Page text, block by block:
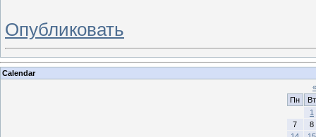
Опубликовать
Calendar
«
Пн
Вт
1
7
8